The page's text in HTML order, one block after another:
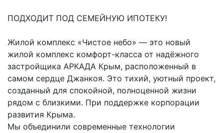
ПОДХОДИТ ПОД СЕМЕЙНУЮ ИПОТЕКУ!
Жилой комплекс «Чистое небо» — это новый
жилой комплекс комфорт-класса от надёжного
застройщика АРКАДА Крым, расположенный в
самом сердце Джанкоя. Это тихий, уютный проект,
созданный для спокойной, полноценной жизни
рядом с близкими. При поддержке корпорации
развития Крыма.
Мы объединили современные технологии